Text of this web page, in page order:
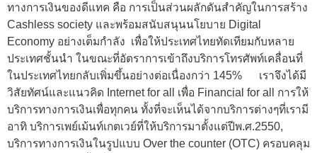
ทางการเงินของดีแทค คือ การเป็นส่วนผลักดันสำคัญในการสร้าง
Cashless society และพร้อมสนับสนุนนโยบาย Digital
Economy อย่างเต็มกำลัง เพื่อให้ประเทศไทยทัดเทียมกับหลาย
ประเทศชั้นนำ ในขณะที่อัตราการเข้าถึงบริการโทรศัพท์เคลื่อนที่
ในประเทศไทยกลับเพิ่มขึ้นอย่างต่อเนื่องกว่า 145% เราจึงได้มี
วิสัยทัศน์และแนวคิด Internet for all เพื่อ Financial for all การให้
บริการทางการเงินเพื่อทุกคน ทั้งที่จะเห็นได้จากบริการต่างๆที่เรามี
อาทิ บริการเพย์เม้นท์เกตเวย์ที่ให้บริการมาตั้งแต่ปีพ.ศ.2550,
บริการทางการเงินในรูปแบบ Over the counter (OTC) ครอบคลุม